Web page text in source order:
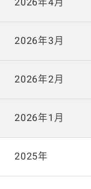
2026年4月
2026年3月
2026年2月
2026年1月
2025年